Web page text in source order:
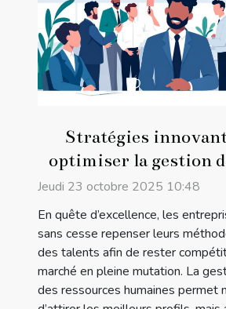
Stratégies
optimiser la gestion
en entreprise
Jeudi 23 octobre 2025 10:48
En quête d’excellence, les
sans cesse repenser leurs
des talents afin de rester
marché en pleine mutation. La
des ressources humaines permet